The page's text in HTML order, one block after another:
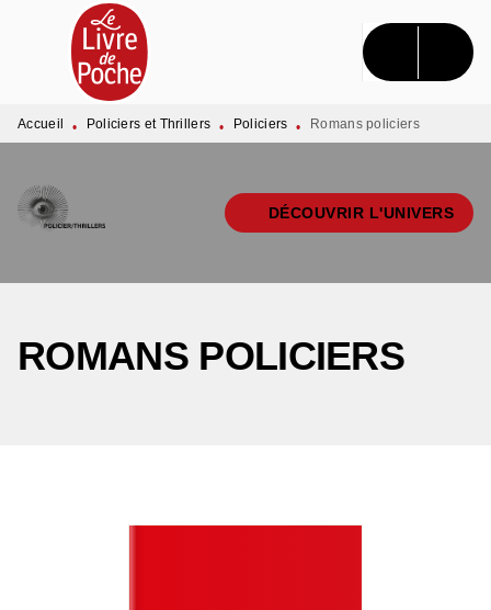
MENU RECHERCHE CONTENU
PIED DE PAGE
Accueil • Policiers et Thrillers • Policiers • Romans policiers
DÉCOUVRIR L'UNIVERS
ROMANS POLICIERS